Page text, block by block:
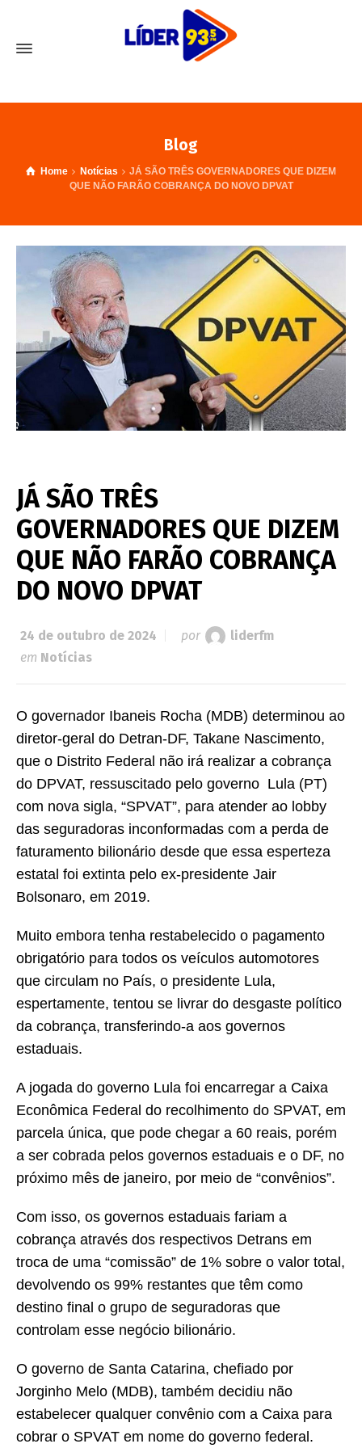
Blog
Home Notícias
JÁ SÃO TRÊS GOVERNADORES QUE DIZEM
QUE NÃO FARÃO COBRANÇA DO NOVO DPVAT
JÁ SÃO TRÊS
GOVERNADORES QUE DIZEM
QUE NÃO FARÃO COBRANÇA
DO NOVO DPVAT
24 de outubro de 2024 por
liderfm
em Notícias
O governador Ibaneis Rocha (MDB) determinou ao
diretor-geral do Detran-DF, Takane Nascimento,
que o Distrito Federal não irá realizar a cobrança
do DPVAT, ressuscitado pelo governo Lula (PT)
com nova sigla, “SPVAT”, para atender ao lobby
das seguradoras inconformadas com a perda de
faturamento bilionário desde que essa esperteza
estatal foi extinta pelo ex-presidente Jair
Bolsonaro, em 2019.
Muito embora tenha restabelecido o pagamento
obrigatório para todos os veículos automotores
que circulam no País, o presidente Lula,
espertamente, tentou se livrar do desgaste político
da cobrança, transferindo-a aos governos
estaduais.
A jogada do governo Lula foi encarregar a Caixa
Econômica Federal do recolhimento do SPVAT, em
parcela única, que pode chegar a 60 reais, porém
a ser cobrada pelos governos estaduais e o DF, no
próximo mês de janeiro, por meio de “convênios”.
Com isso, os governos estaduais fariam a
cobrança através dos respectivos Detrans em
troca de uma “comissão” de 1% sobre o valor total,
devolvendo os 99% restantes que têm como
destino final o grupo de seguradoras que
controlam esse negócio bilionário.
O governo de Santa Catarina, chefiado por
Jorginho Melo (MDB), também decidiu não
estabelecer qualquer convênio com a Caixa para
cobrar o SPVAT em nome do governo federal.